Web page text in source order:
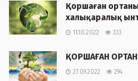
Қоршаған ортаны
халықаралық
11.10.2022 333
ҚОРШАҒАН
27.09.2022 294